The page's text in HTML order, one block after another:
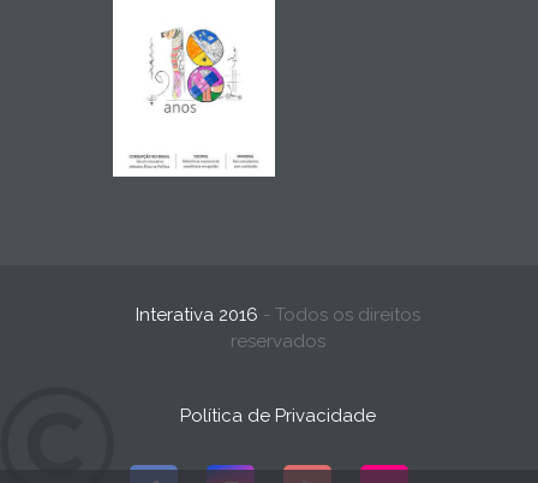
Interativa 2016 - Todos os direitos
reservados
Política de Privacidade